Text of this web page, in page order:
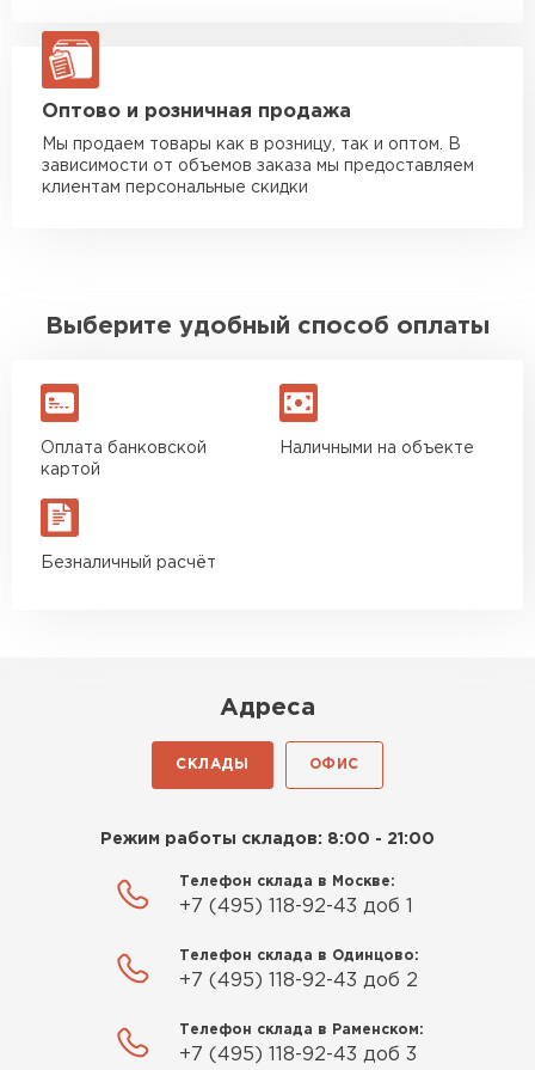
макс. длина груза 13,5 м
ЗАКАЗАТЬ С ДОСТАВКОЙ
Оптово и розничная продажа
Мы продаем товары как в розницу, так и оптом. В
зависимости от объемов заказа мы предоставляем
клиентам персональные скидки
Выберите удобный способ оплаты
Оплата банковской
картой
Наличными на объекте
Безналичный расчёт
Адреса
СКЛАДЫ ОФИС
Режим работы складов: 8:00 - 21:00
Телефон склада в Москве:
+7 (495) 118-92-43 доб 1
Телефон склада в Одинцово:
+7 (495) 118-92-43 доб 2
Телефон склада в Раменском:
+7 (495) 118-92-43 доб 3